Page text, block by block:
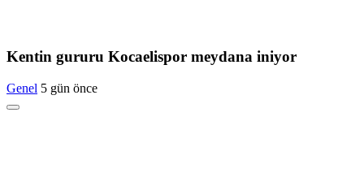
Kentin gururu Kocaelispor meydana iniyor
Genel 5 gün önce